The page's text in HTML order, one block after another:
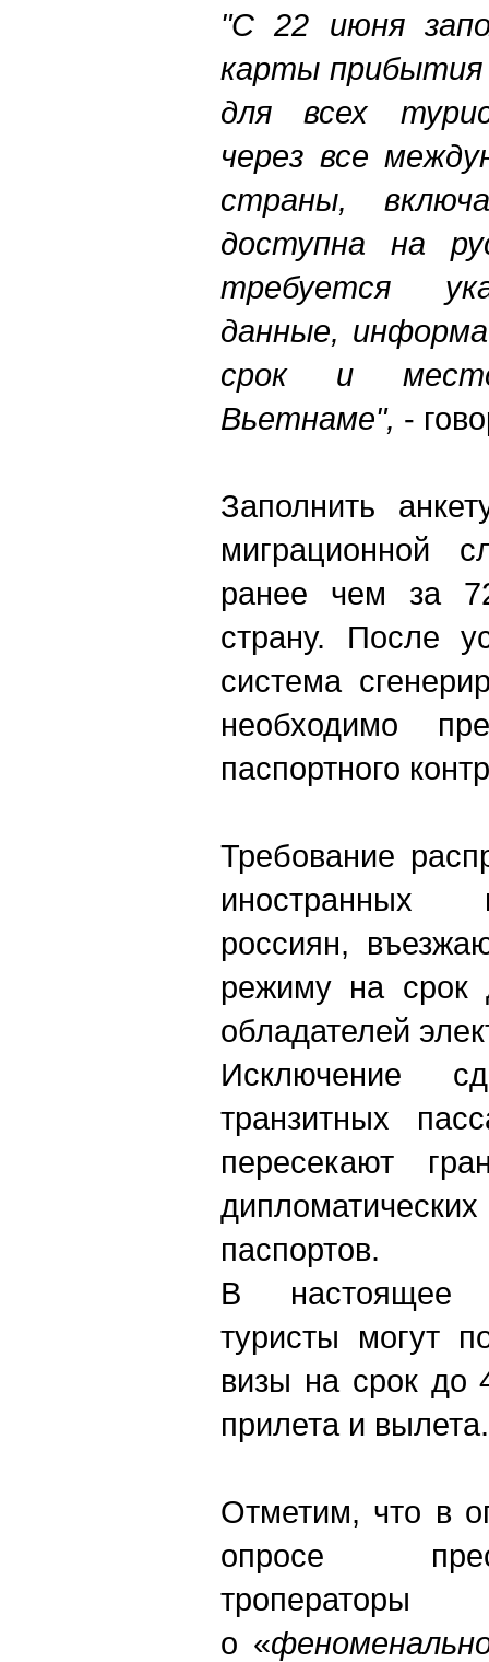
"С 22 июня
карты прибытия
для всех
через все
страны,
доступна на
требуется
данные,
срок и
Вьетнаме", -
Заполнить
миграционной
ранее чем за
страну. После
система
необходимо
паспортного
Требование
иностранных
россиян,
режиму на
обладателей
Исключение
транзитных
пересекают
паспортов.
В настоящее
туристы могут
визы на срок до
прилета и вылета.
Отметим, что в
опросе
о «